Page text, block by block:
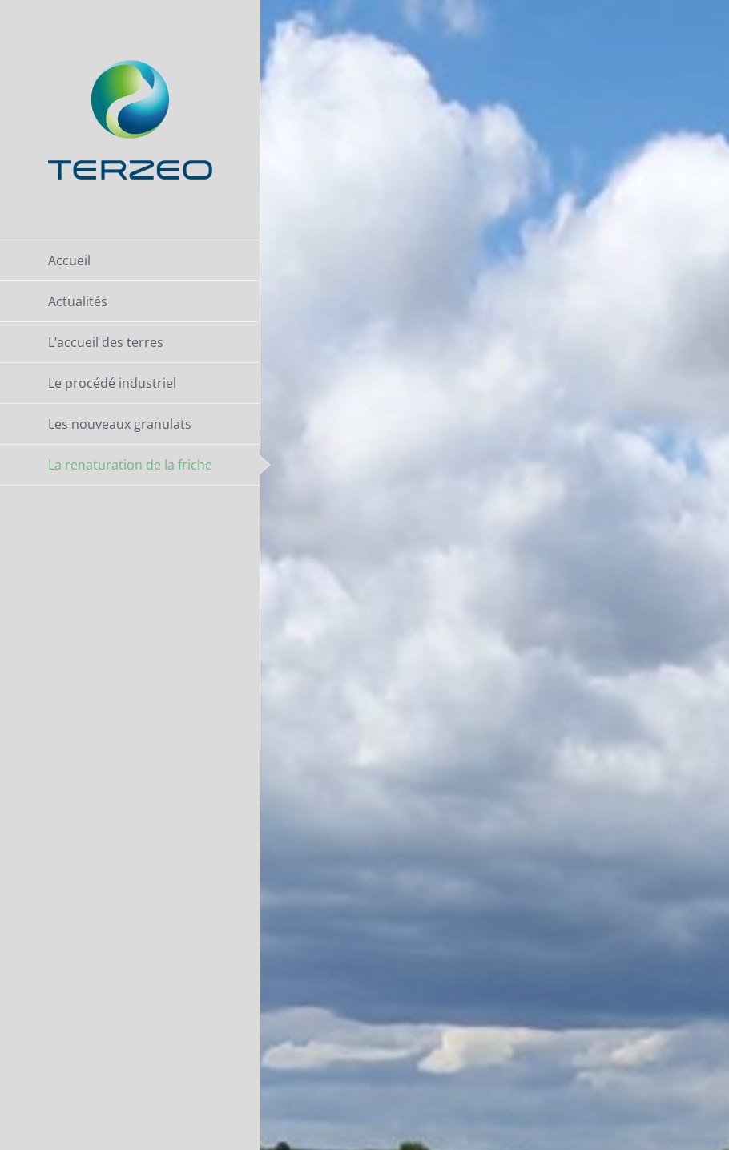
Accueil
Actualités
L’accueil des terres
Le procédé industriel
Les nouveaux granulats
La renaturation de la friche